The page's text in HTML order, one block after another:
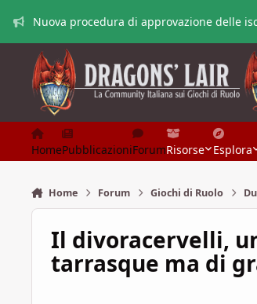
Nuova procedura di approvazione delle
HomePubblicazioniForumRisorse Esplora
Home Forum Giochi di Ruolo
Il divoracervelli,
tarrasque ma di